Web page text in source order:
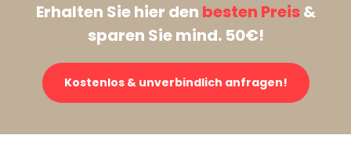
Erhalten Sie hier den besten Preis&
sparen Sie mind. 50€!
Kostenlos & unverbindlich anfragen!